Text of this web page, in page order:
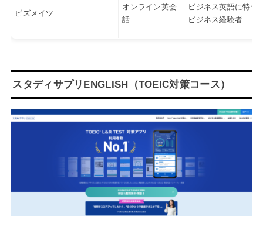
ビズメイツ
オンライン英会
話
ビジネス英語に特化
ビジネス経験者
スタディサプリENGLISH（TOEIC対策コース）